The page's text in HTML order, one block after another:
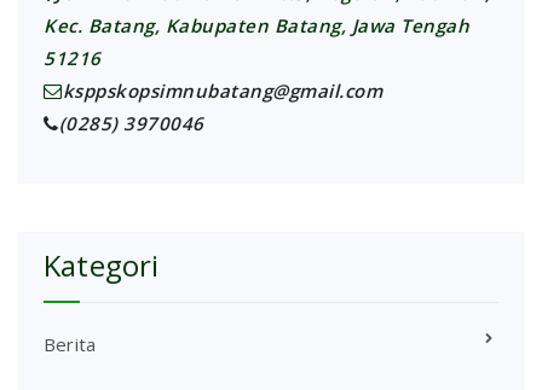
Kec. Batang, Kabupaten Batang, Jawa Tengah
51216
ksppskopsimnubatang@gmail.com
(0285) 3970046
Kategori
Berita